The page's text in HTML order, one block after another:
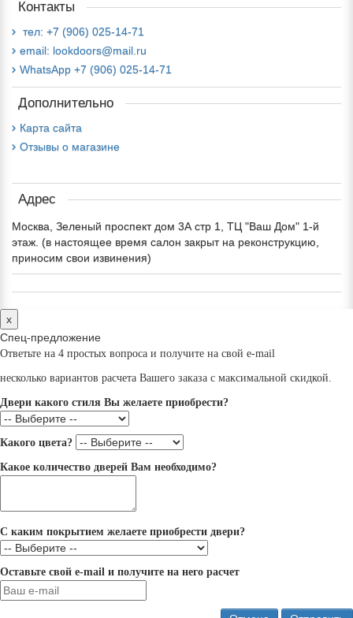
Контакты
тел: +7 (906) 025-14-71
email: lookdoors@mail.ru
WhatsApp +7 (906) 025-14-71
Дополнительно
Карта сайта
Отзывы о магазине
Адрес
Москва, Зеленый проспект дом 3А стр 1, ТЦ "Ваш Дом" 1-й
этаж. (в настоящее время салон закрыт на реконструкцию,
приносим свои извинения)
x
Спец-предложение
Ответьте на 4 простых вопроса и получите на свой e-mail
несколько вариантов расчета Вашего заказа с максимальной скидкой.
Двери какого стиля Вы желаете приобрести?
Какого цвета?
Какое количество дверей Вам необходимо?
С каким покрытием желаете приобрести двери?
Оставьте свой e-mail и получите на него расчет